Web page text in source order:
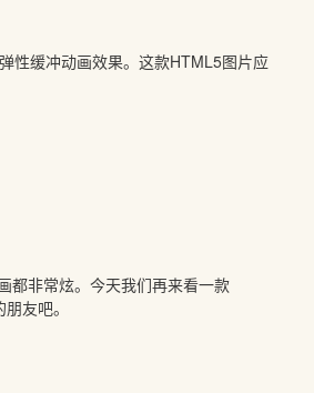
性缓冲动画效果。这款HTML5图片应
都非常炫。今天我们再来看一款
友吧。